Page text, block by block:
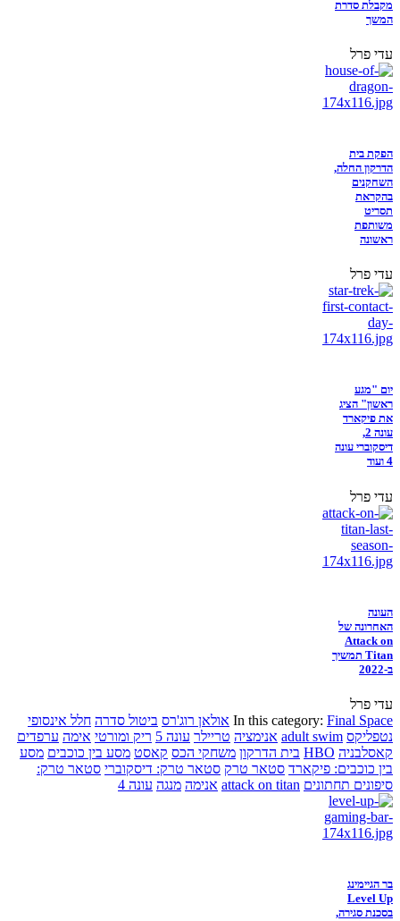
מקבלת סדרת
המשך
עדי פרל
הפקת בית
הדרקון החלה,
השחקנים
בהקראת
תסריט
משותפת
ראשונה
עדי פרל
יום "מגע
ראשון" הציג
את פיקארד
עונה 2,
דיסקוברי עונה
4 ועוד
עדי פרל
העונה
האחרונה של
Attack on
Titan תמשיך
ב-2022
עדי פרל
In this category: Final Space אולאן רוג'רס ביטול סדרה חלל אינסופי
נטפליקס adult swim אנימציה טריילר עונה 5 ריק ומורטי אימה ערפדים
קאסלבניה HBO בית הדרקון משחקי הכס קאסט מסע בין כוכבים מסע
בין כוכבים: פיקארד סטאר טרק סטאר טרק: דיסקוברי סטאר טרק:
סיפונים תחתונים attack on titan אנימה מנגה עונה 4
בר הגיימינג
Level Up
בסכנת סגירה,